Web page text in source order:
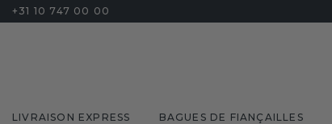
+31 10 747 00 00
LIVRAISON EXPRESS BAGUES DE FIANÇAILLES